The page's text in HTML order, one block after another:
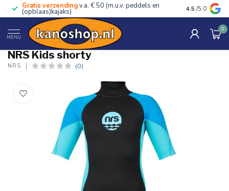
Gratis verzendingv.a. € 50 (m.u.v. peddels en
(opblaas)kajaks) Advies van
4.5 /5.0
MENU
0
Home / Kids shorty
NRS Kids shorty
NRS (0)